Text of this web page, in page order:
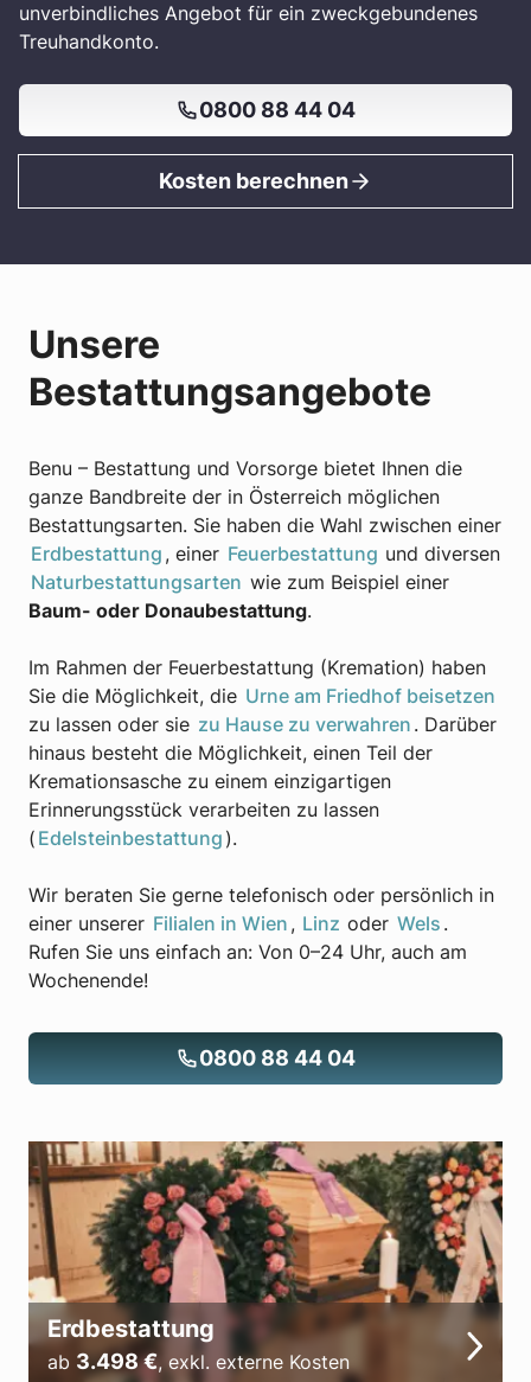
unverbindliches Angebot für ein zweckgebundenes
Treuhandkonto.
0800 88 44 04
Kosten berechnen
Unsere
Bestattungsangebote
Benu – Bestattung und Vorsorge bietet Ihnen die
ganze Bandbreite der in Österreich möglichen
Bestattungsarten. Sie haben die Wahl zwischen einer
Erdbestattung , einer Feuerbestattung und diversen
Naturbestattungsarten wie zum Beispiel einer
Baum- oder Donaubestattung.
Im Rahmen der Feuerbestattung (Kremation) haben
Sie die Möglichkeit, die Urne am Friedhof beisetzen
zu lassen oder sie zu Hause zu verwahren . Darüber
hinaus besteht die Möglichkeit, einen Teil der
Kremationsasche zu einem einzigartigen
Erinnerungsstück verarbeiten zu lassen
( Edelsteinbestattung ).
Wir beraten Sie gerne telefonisch oder persönlich in
einer unserer Filialen in Wien , Linz oder Wels .
Rufen Sie uns einfach an: Von 0–24 Uhr, auch am
Wochenende!
0800 88 44 04
Erdbestattung
ab 3.498€, exkl. externe Kosten